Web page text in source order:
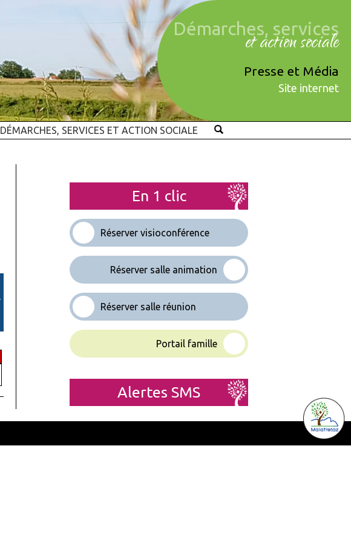
Démarches, services
et action sociale
Presse et Média
Site internet
DÉMARCHES, SERVICES ET ACTION SOCIALE
En 1 clic
Réserver visioconférence
Réserver salle animation
Réserver salle réunion
Portail famille
Alertes SMS